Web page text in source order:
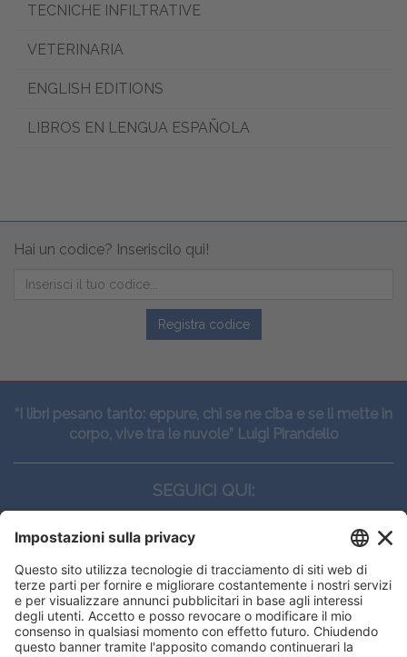
TECNICHE INFILTRATIVE
VETERINARIA
ENGLISH EDITIONS
LIBROS EN LENGUA ESPAÑOLA
Hai un codice? Inseriscilo qui!
Registra codice
“I libri pesano tanto: eppure, chi se ne ciba e se li mette in
corpo, vive tra le nuvole” Luigi Pirandello
SEGUICI QUI:
CONTATTI
Edi.Ermes srl
Viale E. Forlanini, 21 - 20134, Milano